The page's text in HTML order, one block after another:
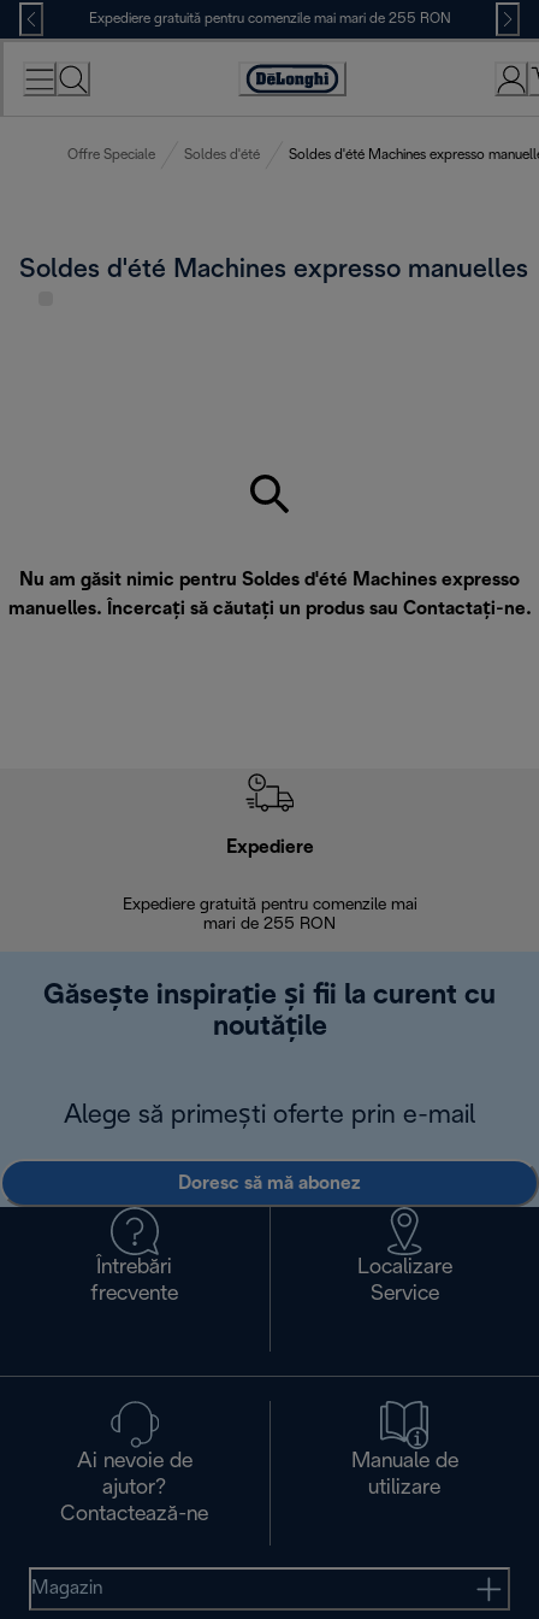
Skip
to
Content
Expediere gratuită pentru comenzile mai mari de 255 RON
Accessibility
Offre Speciale Soldes d'été Soldes d'été Machines expresso
Soldes d'été Machines expresso manuelles
Nu am găsit nimic pentru Soldes d'été Machines expresso
manuelles. Încercați să căutați un produs sau Contactați-ne.
Expediere
Expediere gratuită pentru comenzile mai
mari de 255 RON
Găsește inspirație și fii la curent cu
noutățile
Alege să primești oferte prin e-mail
Doresc să mă abonez
Întrebări
frecvente
Localizare
Service
Ai nevoie de
ajutor?
Contactează-ne
Manuale de
utilizare
Magazin